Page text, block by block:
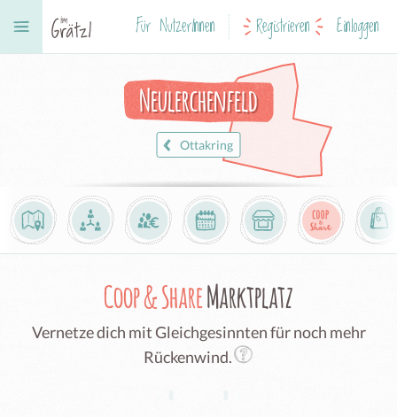
Für NutzerInnen Registrieren Einloggen
Neulerchenfeld
Ottakring
Coop & ShareMarktplatz
Vernetze dich mit Gleichgesinnten für noch mehr
Rückenwind.